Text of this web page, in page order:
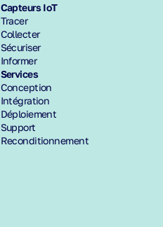
Capteurs IoT
Tracer
Collecter
Sécuriser
Informer
Services
Conception
Intégration
Déploiement
Support
Reconditionnement